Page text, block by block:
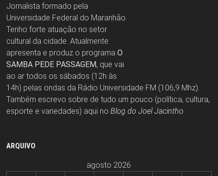
Jornalista formado pela
Universidade Federal do Maranhão.
Tenho forte atuação no setor
cultural da cidade. Atualmente
apresenta e produz o programa O
SAMBA PEDE PASSAGEM, que vai
ao ar todos os sábados (12h às
14h) pelas ondas da Rádio Universidade FM (106,9 Mhz).
Também escrevo sobre de tudo um pouco (política, cultura,
esporte e variedades) aqui no Blog do Joel Jacintho.
ARQUIVO
agosto 2026